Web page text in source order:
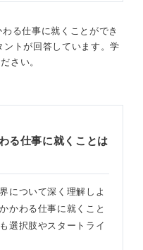
る仕事に就くことができ
トが回答しています。学
さい。
る仕事に就くことは
について深く理解しよ
かわる仕事に就くこと
選択肢やスタートライ